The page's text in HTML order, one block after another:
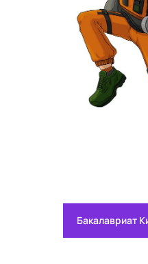
Бакалавриат